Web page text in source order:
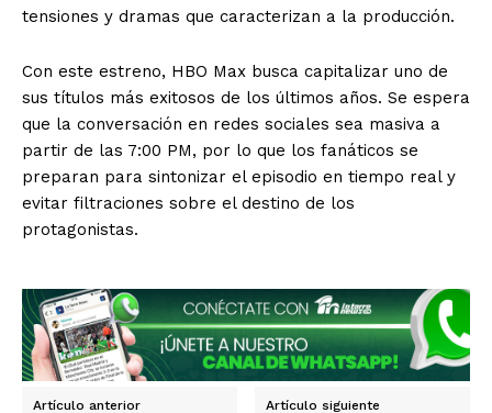
El Suplemento
tensiones y dramas que caracterizan a la producción.
Con este estreno, HBO Max busca capitalizar uno de
sus títulos más exitosos de los últimos años. Se espera
que la conversación en redes sociales sea masiva a
partir de las 7:00 PM, por lo que los fanáticos se
preparan para sintonizar el episodio en tiempo real y
evitar filtraciones sobre el destino de los
protagonistas.
Artículo anterior Artículo siguiente